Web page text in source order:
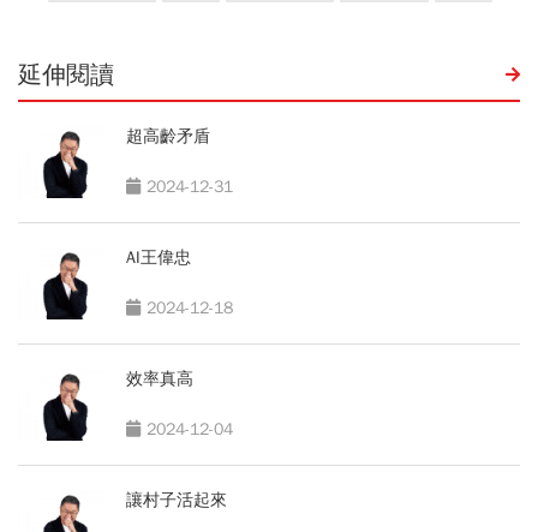
延伸閱讀
超高齡矛盾
2024-12-31
AI王偉忠
2024-12-18
效率真高
2024-12-04
讓村子活起來